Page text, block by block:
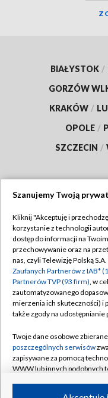
BIAŁYSTOK /
GORZÓW
KRAKÓW /
OPOLE /
SZCZECIN /
Abonament TVP
Emisja w TVP
Centrum informacji
Naziemna Telewizja
Rada Programowa
System NOS
Informacje o nadawcy
Szanujemy Twoją
Kliknij "Akceptuję i
korzystanie z technologii
dostęp do informacji na
przechowywanie oraz na
nas, czyli Telewizję Polską
Zaufanych Partnerów z IAB*
Partnerów TVP (93 firm), w
zautomatyzowanego
mierzenia ich skuteczności) i
także zgody na udostępnianie
Twoje dane osobowe
poszczególnych serwisów
zapisywane za pomocą
WWW lub innych podobnych